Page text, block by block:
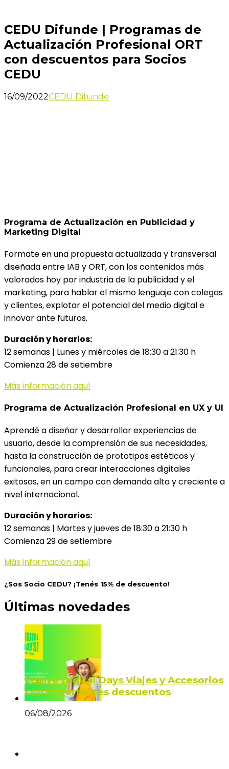
CEDU Difunde | Programas de
Actualización Profesional ORT
con descuentos para Socios
CEDU
16/09/2022CEDU Difunde
Programa de Actualización en Publicidad y
Marketing Digital
Formate en una propuesta actualizada y transversal
diseñada entre IAB y ORT, con los contenidos más
valorados hoy por industria de la publicidad y el
marketing, para hablar el mismo lenguaje con colegas
y clientes, explotar el potencial del medio digital e
innovar ante futuros.
Duración y horarios:
12 semanas | Lunes y miércoles de 18:30 a 21:30 h
Comienza 28 de setiembre
Más información aquí
Programa de Actualización Profesional en UX y UI
Aprendé a diseñar y desarrollar experiencias de
usuario, desde la comprensión de sus necesidades,
hasta la construcción de prototipos estéticos y
funcionales, para crear interacciones digitales
exitosas, en un campo con demanda alta y creciente a
nivel internacional.
Duración y horarios:
12 semanas | Martes y jueves de 18:30 a 21:30 h
Comienza 29 de setiembre
Más información aquí
¿Sos Socio CEDU? ¡Tenés 15% de descuento!
Últimas novedades
Vuelve Digital Days Viajes y Accesorios
con importantes descuentos
06/08/2026